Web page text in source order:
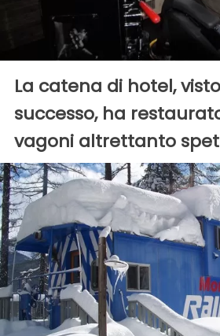
La catena di hotel,
successo, ha
vagoni altrettanto